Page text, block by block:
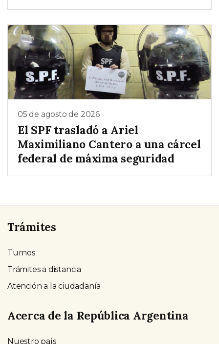
05 de agosto de 2026
El SPF trasladó a Ariel
Maximiliano Cantero a una cárcel
federal de máxima seguridad
Trámites
Turnos
Trámites a distancia
Atención a la ciudadanía
Acerca de la República Argentina
Nuestro país